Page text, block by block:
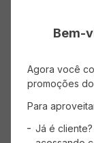
Faça login
Mais
Carregando
Bem-
Agora você
promoções
Para
Já é